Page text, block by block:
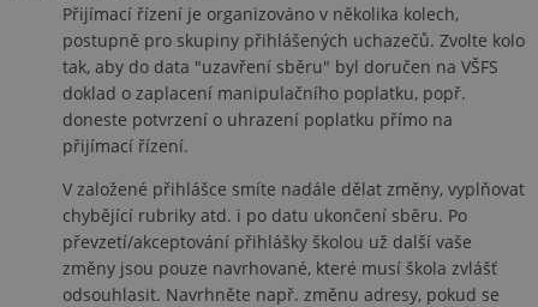
Přijímací řízení je organizováno v několika kolech,
postupně pro skupiny přihlášených uchazečů. Zvolte kolo
tak, aby do data "uzavření sběru" byl doručen na VŠFS
doklad o zaplacení manipulačního poplatku, popř.
doneste potvrzení o uhrazení poplatku přímo na
přijímací řízení.
V založené přihlášce smíte nadále dělat změny, vyplňovat
chybějící rubriky atd. i po datu ukončení sběru. Po
převzetí/akceptování přihlášky školou už další vaše
změny jsou pouze navrhované, které musí škola zvlášť
odsouhlasit. Navrhněte např. změnu adresy, pokud se